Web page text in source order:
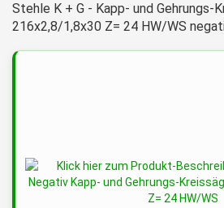
Stehle K + G - Kapp- und Gehrungs-
216x2,8/1,8x30 Z= 24 HW/WS